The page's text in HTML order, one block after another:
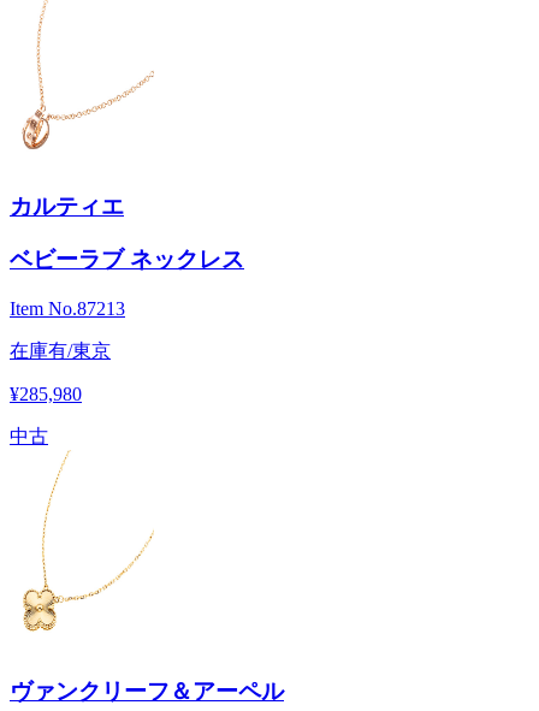
カルティエ
ベビーラブ ネックレス
Item No.87213
在庫有/東京
¥285,980
中古
ヴァンクリーフ＆アーペル